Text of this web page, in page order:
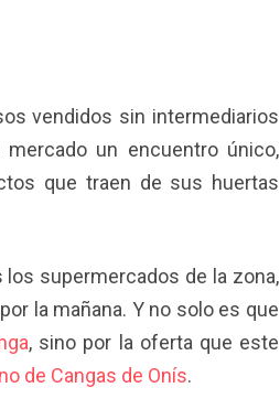
vendidos sin intermediarios
un encuentro único,
que traen de sus huertas
supermercados de la zona,
la mañana. Y no solo es que
, sino por la oferta que este
de Cangas de Onís.